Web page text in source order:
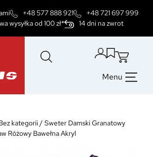
+48 577 888 921
+48 721 697 999
wysyłka od 100 zł*
14 dni na zwrot
Menu
kategorii/ Sweter Damski Granatowy
Różowy Bawełna Akryl